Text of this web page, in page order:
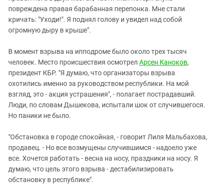
повреждена правая барабанная перепонка. Мне стали
кричать: "Уходи!". Я поднял голову и увидел над собой
огромную дыру в крыше".
В момент взрыва на ипподроме было около трех тысяч
человек. Место происшествия осмотрел Арсен Каноков,
президент КБР. "Я думаю, что организаторы взрыва
охотились именно за руководством республики. На мой
взгляд, это - акция устрашения", - полагает пострадавший.
Люди, по словам Дышекова, испытали шок от случившегося.
Но паники не было.
"Обстановка в городе спокойная, - говорит Лиля Мальбахова,
продавец. - Но все возмущены случившимся - надоело уже
все. Хочется работать - весна на носу, праздники на носу. Я
думаю, что цель этого взрыва - дестабилизировать
обстановку в республике".